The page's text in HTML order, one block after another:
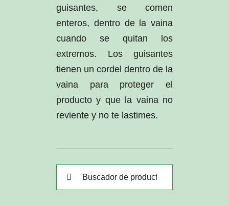
guisantes, se comen
enteros, dentro de la vaina
cuando se quitan los
extremos. Los guisantes
tienen un cordel dentro de la
vaina para proteger el
producto y que la vaina no
reviente y no te lastimes.
Buscar: